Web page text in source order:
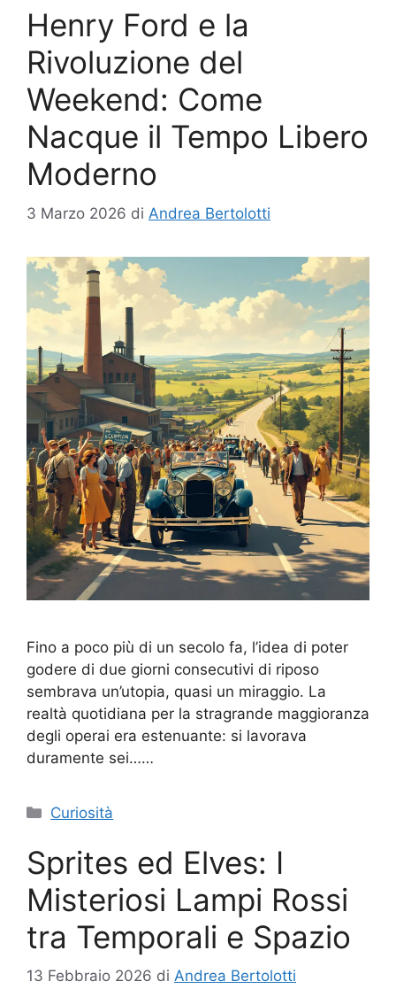
Henry Ford e la
Rivoluzione del
Weekend: Come
Nacque il Tempo Libero
Moderno
3 Marzo 2026 di Andrea Bertolotti
Fino a poco più di un secolo fa, l’idea di poter
godere di due giorni consecutivi di riposo
sembrava un’utopia, quasi un miraggio. La
realtà quotidiana per la stragrande maggioranza
degli operai era estenuante: si lavorava
duramente sei……
Categorie
Curiosità
Sprites ed Elves: I
Misteriosi Lampi Rossi
tra Temporali e Spazio
13 Febbraio 2026 di Andrea Bertolotti